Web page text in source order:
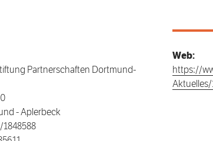
Partnerschaften Dortmund-
- Aplerbeck
1848588
Web:
https://